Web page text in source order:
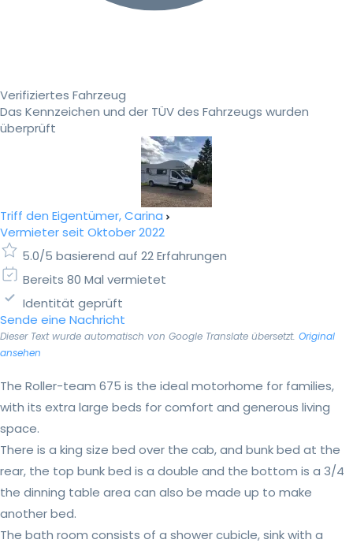
Verifiziertes Fahrzeug
Das Kennzeichen und der TÜV des Fahrzeugs wurden
überprüft
Triff den Eigentümer, Carina
Vermieter seit Oktober 2022
5.0/5 basierend auf 22 Erfahrungen
Bereits 80 Mal vermietet
Identität geprüft
Sende eine Nachricht
Dieser Text wurde automatisch von Google Translate übersetzt. Original
ansehen
The Roller-team 675 is the ideal motorhome for families,
with its extra large beds for comfort and generous living
space.
There is a king size bed over the cab, and bunk bed at the
rear, the top bunk bed is a double and the bottom is a 3/4
the dinning table area can also be made up to make
another bed.
The bath room consists of a shower cubicle, sink with a